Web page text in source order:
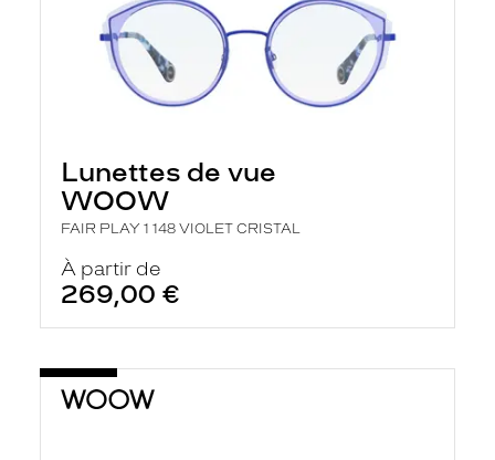
Lunettes de vue
WOOW
FAIR PLAY 1 148 VIOLET CRISTAL
À partir de
269,00 €